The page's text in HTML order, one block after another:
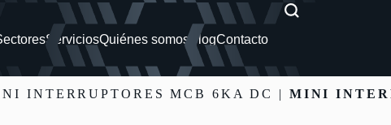
ServiciosQuiénes somos BlogContacto
INTERRUPTORES MCB 6KA DC | MINI